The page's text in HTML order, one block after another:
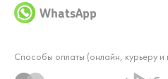
WhatsApp
Способы оплаты (онлайн, курьеру и